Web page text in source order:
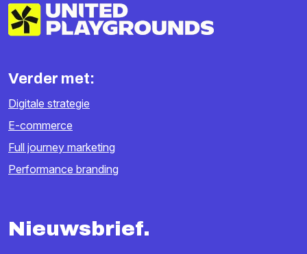
Verder met:
Digitale strategie
E-commerce
Full journey marketing
Performance branding
Nieuwsbrief.